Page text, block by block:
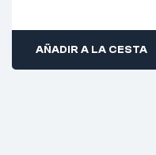
AÑADIR A LA CESTA